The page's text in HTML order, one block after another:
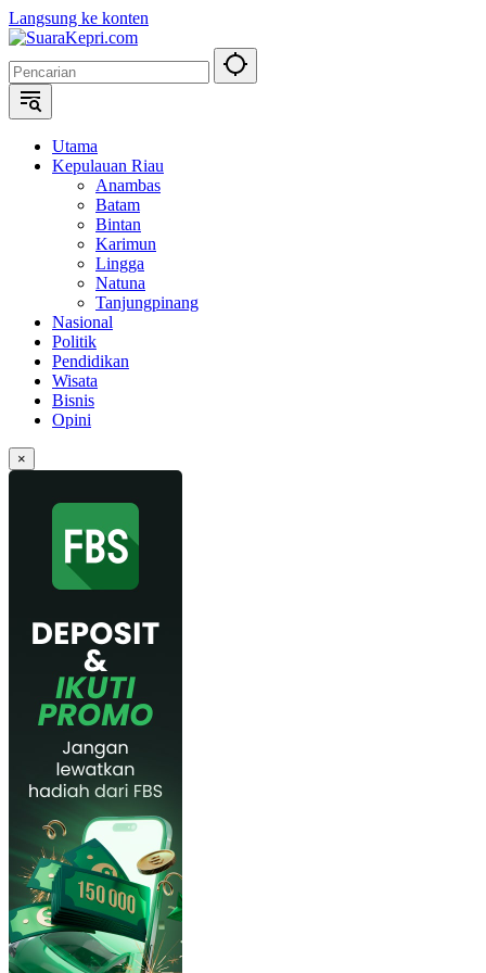
Langsung ke konten
Utama
Kepulauan Riau
Anambas
Batam
Bintan
Karimun
Lingga
Natuna
Tanjungpinang
Nasional
Politik
Pendidikan
Wisata
Bisnis
Opini
×